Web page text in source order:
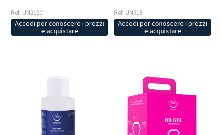
Ref: UN210C
Accedi per conoscere i prezzi
e acquistare
Ref: UN618
Accedi per conoscere i prezzi
e acquistare